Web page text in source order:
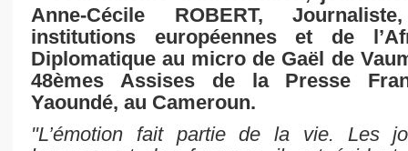
Anne-Cécile ROBERT,
institutions européennes et de
Diplomatique au micro de Gaël de
48èmes Assises de la Presse
Yaoundé, au Cameroun.
"L’émotion fait partie de la vie. Les